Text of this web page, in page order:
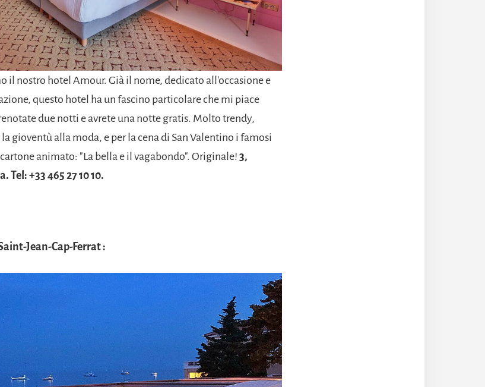
il nostro hotel Amour. Già il nome, dedicato all'occasione e
questo hotel ha un fascino particolare che mi piace
due notti e avrete una notte gratis. Molto trendy,
gioventù alla moda, e per la cena di San Valentino i famosi
animato: "La bella e il vagabondo". Originale! 3,
Tel: +33 465 27 10 10.
Jean-Cap-Ferrat :